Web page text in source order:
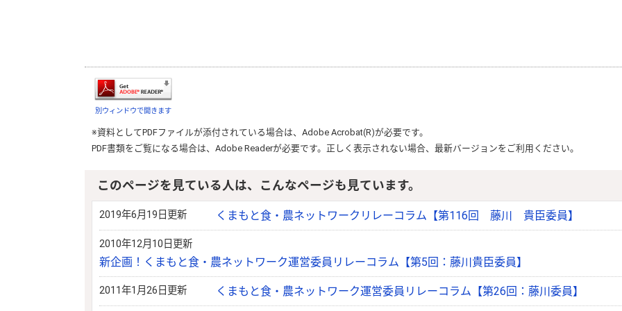
別ウィンドウで開きます
※資料としてPDFファイルが添付されている場合は、 Adobe Acrobat(R)が必要です。
PDF書類をご覧になる場合は、 Adobe Readerが必要です。正しく表示されない場合、最新バージョンをご利用ください。
このページを見ている人は、こんなページも見ています。
2019年6月19日更新 くまもと食・農ネットワークリレーコラム【第116回 藤川 貴臣委員】
2010年12月10日更新
新企画！くまもと食・農ネットワーク運営委員リレーコラム【第5回：藤川貴臣委員】
2011年1月26日更新 くまもと食・農ネットワーク運営委員リレーコラム【第26回：藤川委員】